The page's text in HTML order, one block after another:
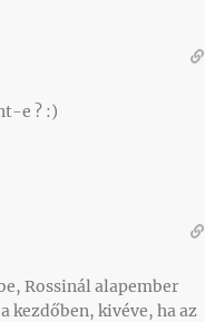
e ? :)
Rossinál alapember
kezdőben, kivéve, ha az